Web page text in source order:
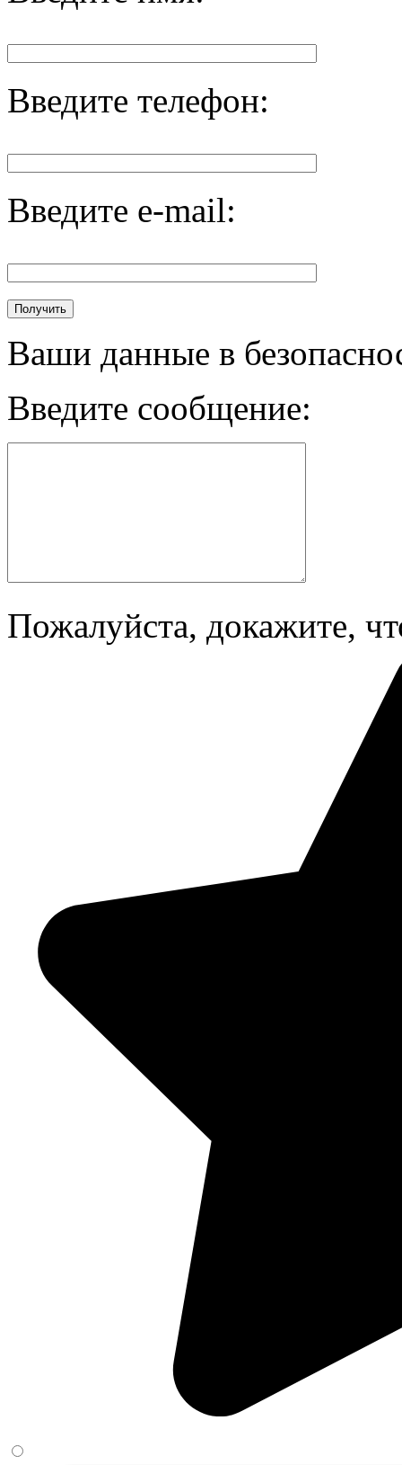
Введите телефон:
Введите e-mail:
Ваши данные в
Введите сообщение:
Пожалуйста, докажите,